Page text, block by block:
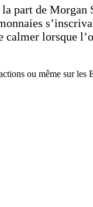
part de Morgan
calmer lorsque
ou même sur les